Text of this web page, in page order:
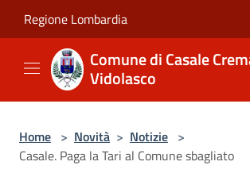
Regione Lombardia
Comune di Casale
Vidolasco
Home > Novità > Notizie >
Casale. Paga la Tari al Comune sbagliato